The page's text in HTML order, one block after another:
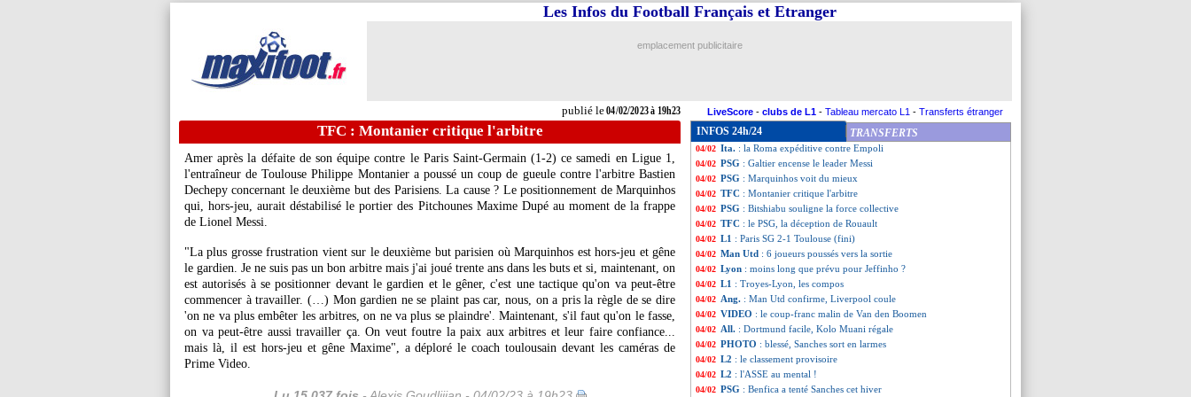
publié le04/02/2023 à 19h23
Les Infos du Football Français et Etranger
emplacement publicitaire
LiveScore - clubs de L1 - Tableau mercato L1 - Transferts étranger
TFC : Montanier critique l'arbitre
Amer après la défaite de son équipe contre le Paris Saint-Germain (1-2) ce samedi en Ligue 1,
l'entraîneur de Toulouse Philippe Montanier a poussé un coup de gueule contre l'arbitre Bastien
Dechepy concernant le deuxième but des Parisiens. La cause ? Le positionnement de Marquinhos
qui, hors-jeu, aurait déstabilisé le portier des Pitchounes Maxime Dupé au moment de la frappe
de Lionel Messi.
"La plus grosse frustration vient sur le deuxième but parisien où Marquinhos est hors-jeu et gêne
le gardien. Je ne suis pas un bon arbitre mais j'ai joué trente ans dans les buts et si, maintenant, on
est autorisés à se positionner devant le gardien et le gêner, c'est une tactique qu'on va peut-être
commencer à travailler. (…) Mon gardien ne se plaint pas car, nous, on a pris la règle de se dire
'on ne va plus embêter les arbitres, on ne va plus se plaindre'. Maintenant, s'il faut qu'on le fasse,
on va peut-être aussi travailler ça. On veut foutre la paix aux arbitres et leur faire confiance...
mais là, il est hors-jeu et gêne Maxime", a déploré le coach toulousain devant les caméras de
Prime Video.
INFOS 24h/24 TRANSFERTS
04/02 Real: Hazard encore blessé !
04/02 Lyon
04/02 Ang.: Newcastle cale contre West Ham
04/02 L1: Rennes-Lille, les compos
04/02 Ita. : la Roma expéditive contre Empoli
04/02 PSG : Galtier encense le leader Messi
04/02 PSG : Marquinhos voit du mieux
04/02 TFC : Montanier critique l'arbitre
04/02 PSG : Bitshiabu souligne la force collective
04/02 TFC : le PSG, la déception de Rouault
04/02 L1 : Paris SG 2-1 Toulouse (fini)
04/02 Man Utd : 6 joueurs poussés vers la sortie
04/02 Lyon : moins long que prévu pour Jeffinho ?
04/02 L1 : Troyes-Lyon, les compos
04/02 Ang. : Man Utd confirme, Liverpool coule
04/02 VIDEO : le coup-franc malin de Van den Boomen
04/02 All. : Dortmund facile, Kolo Muani régale
04/02 PHOTO : blessé, Sanches sort en larmes
04/02 L2 : le classement provisoire
04/02 L2 : l'ASSE au mental !
04/02 PSG : Benfica a tenté Sanches cet hiver